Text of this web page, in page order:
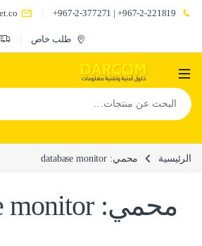
967-2-221819+ | 967-2-377271+
طلب خاص
البحث عن:
الرئيسية محمي: database monitor
محمي: database monitor